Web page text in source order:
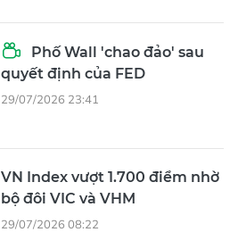
Phố Wall 'chao đảo' sau
quyết định của FED
29/07/2026 23:41
VN Index vượt 1.700 điểm nhờ
bộ đôi VIC và VHM
29/07/2026 08:22